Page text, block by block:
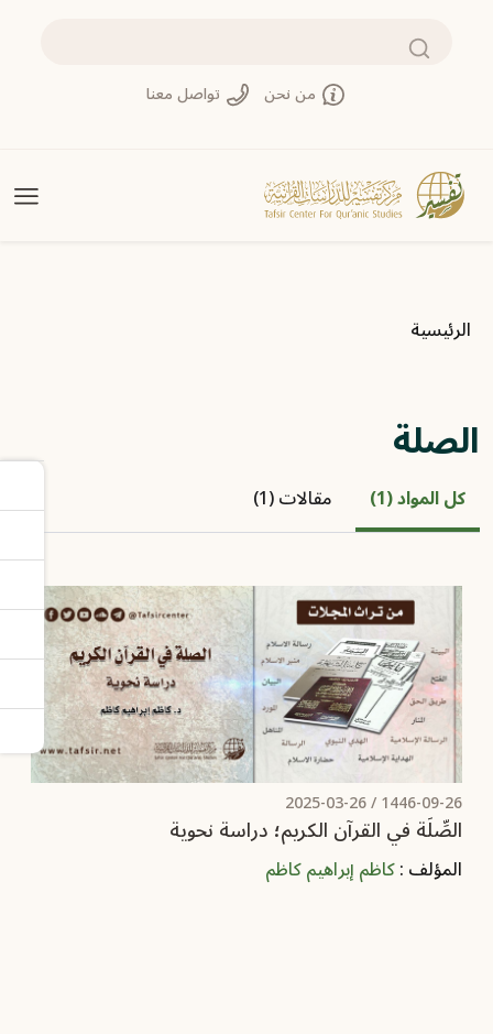
بحث
من نحن تواصل معنا
مسار التنقل
الرئيسية
الصلة
كل المواد (1) مقالات (1)
1446-09-26 /
2025-03-26
الصِّلَة في القرآن الكريم؛ دراسة نحوية
المؤلف :كاظم إبراهيم كاظم